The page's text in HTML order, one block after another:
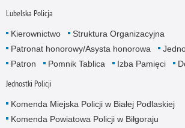
Lubelska Policja
Kierownictwo
Struktura Organizacyjna
Patronat honorowy/Asysta honorowa
Patron
Pomnik Tablica Izba Pamięci
Jednostki Policji
Komenda Miejska Policji w Białej Podlaskiej
Komenda Powiatowa Policji w Biłgoraju